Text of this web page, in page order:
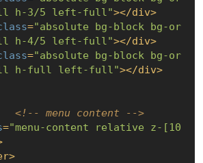
h-3/5 left-full"></div>
="absolute bg-block bg-or
h-4/5 left-full"></div>
="absolute bg-block bg-or
full h-full left-full"></div>
<!-- menu content -->
="menu-content relative z-[10
>